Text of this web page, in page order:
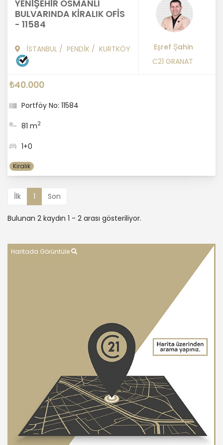
YENİŞEHİR OSMANLI
BULVARINDA KİRALIK OFİS
- 11584
İSTANBUL / PENDİK / KURTKÖY
Eşref Şahin
C21 GRANAT
₺40.000
Portföy No: 11584
81 m2
1+0
Kiralık
İlk 1 Son
Bulunan 2 kaydın 1 - 2 arası gösteriliyor.
Haritada Görüntüle